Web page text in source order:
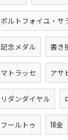
ポルトフォイユ・サ
記念メダル 書き
マトラッセ アサ
リダンダイヤル
フールトゥ 18金